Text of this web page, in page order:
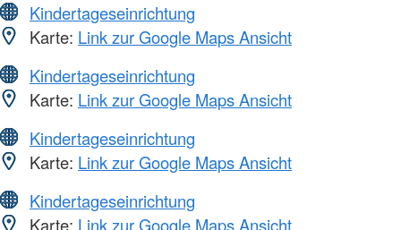
Kindertageseinrichtung
Karte: Link zur Google Maps Ansicht
Kindertageseinrichtung
Karte: Link zur Google Maps Ansicht
Kindertageseinrichtung
Karte: Link zur Google Maps Ansicht
Kindertageseinrichtung
Karte: Link zur Google Maps Ansicht